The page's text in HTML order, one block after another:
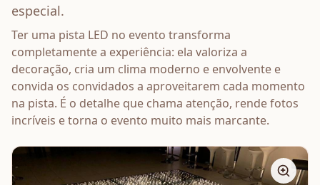
especial.
Ter uma pista LED no evento transforma
completamente a experiência: ela valoriza a
decoração, cria um clima moderno e envolvente e
convida os convidados a aproveitarem cada momento
na pista. É o detalhe que chama atenção, rende fotos
incríveis e torna o evento muito mais marcante.